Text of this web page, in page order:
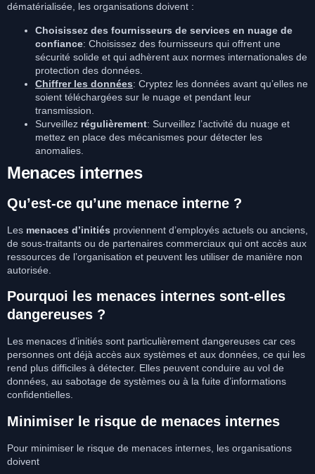
dématérialisée, les organisations doivent :
Choisissez des fournisseurs de services en nuage de
confiance: Choisissez des fournisseurs qui offrent une
sécurité solide et qui adhèrent aux normes internationales de
protection des données.
Chiffrer les données: Cryptez les données avant qu’elles ne
soient téléchargées sur le nuage et pendant leur
transmission.
Surveillez régulièrement: Surveillez l’activité du nuage et
mettez en place des mécanismes pour détecter les
anomalies.
Menaces internes
Qu’est-ce qu’une menace interne ?
Les menaces d’initiés proviennent d’employés actuels ou anciens,
de sous-traitants ou de partenaires commerciaux qui ont accès aux
ressources de l’organisation et peuvent les utiliser de manière non
autorisée.
Pourquoi les menaces internes sont-elles
dangereuses ?
Les menaces d’initiés sont particulièrement dangereuses car ces
personnes ont déjà accès aux systèmes et aux données, ce qui les
rend plus difficiles à détecter. Elles peuvent conduire au vol de
données, au sabotage de systèmes ou à la fuite d’informations
confidentielles.
Minimiser le risque de menaces internes
Pour minimiser le risque de menaces internes, les organisations
doivent